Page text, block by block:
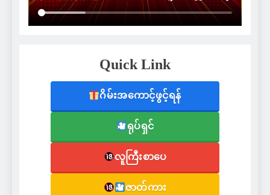
Quick Link
ဂိမ်းအကောင့်ဖွင့်ရန်
ရုပ်ရှင်
လူကြီးစာပေ
ဇာတ်ကား